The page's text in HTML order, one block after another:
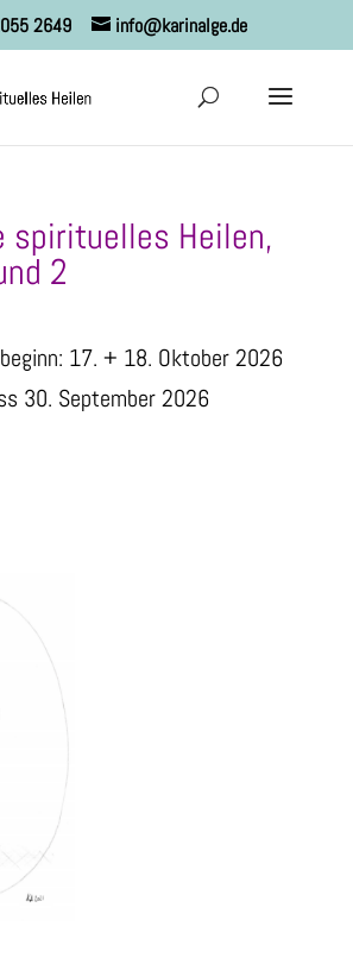
2649 info@karinalge.de
spirituelles Heilen,
2
17. + 18. Oktober 2026
30. September 2026